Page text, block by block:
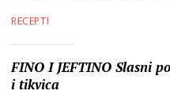
RECEPTI
FINO I JEFTINO Slasni
i tikvica